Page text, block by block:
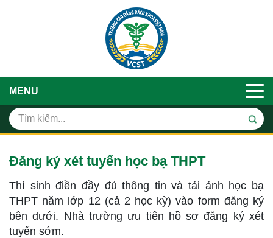
MENU
Đăng ký xét tuyển học bạ THPT
Thí sinh điền đầy đủ thông tin và tải ảnh học bạ
THPT năm lớp 12 (cả 2 học kỳ) vào form đăng ký
bên dưới. Nhà trường ưu tiên hồ sơ đăng ký xét
tuyển sớm.